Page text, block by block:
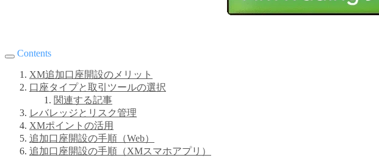
Contents
XM追加口座開設のメリット
口座タイプと取引ツールの選択
関連する記事
レバレッジとリスク管理
XMポイントの活用
追加口座開設の手順（Web）
追加口座開設の手順（XMスマホアプリ）